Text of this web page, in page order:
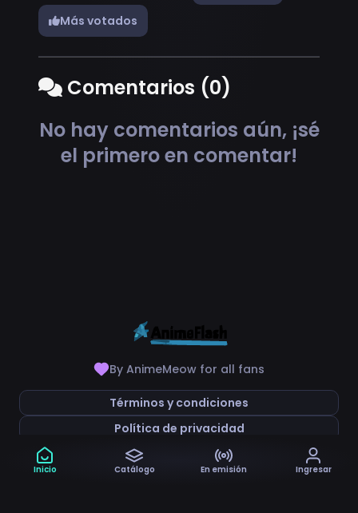
Más votados
Comentarios (0)
No hay comentarios aún, ¡sé
el primero en comentar!
By AnimeMeow for all fans
Términos y condiciones
Política de privacidad
Inicio Catálogo En emisión Ingresar